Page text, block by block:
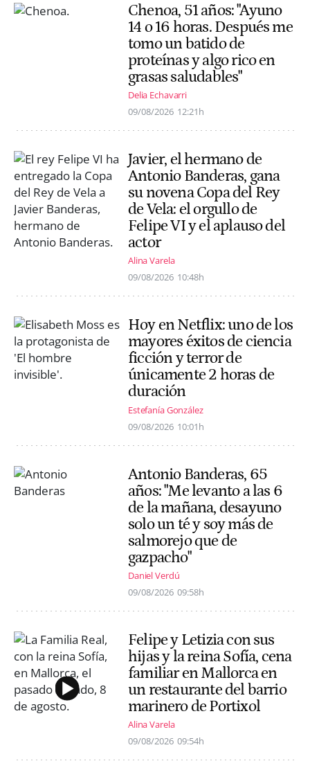
Chenoa, 51 años: "Ayuno
14 o 16 horas. Después me
tomo un batido de
proteínas y algo rico en
grasas saludables"
Delia Echavarri
09/08/2026 12:21h
Javier, el hermano de
Antonio Banderas, gana
su novena Copa del Rey
de Vela: el orgullo de
Felipe VI y el aplauso del
actor
Alina Varela
09/08/2026 10:48h
Hoy en Netflix: uno de los
mayores éxitos de ciencia
ficción y terror de
únicamente 2 horas de
duración
Estefanía González
09/08/2026 10:01h
Antonio Banderas, 65
años: "Me levanto a las 6
de la mañana, desayuno
solo un té y soy más de
salmorejo que de
gazpacho"
Daniel Verdú
09/08/2026 09:58h
Felipe y Letizia con sus
hijas y la reina Sofía, cena
familiar en Mallorca en
un restaurante del barrio
marinero de Portixol
Alina Varela
09/08/2026 09:54h